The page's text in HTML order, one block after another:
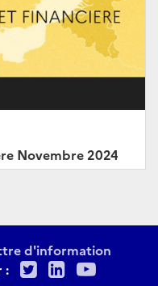
Novembre 2024
d'information
:
TwitterLinkedIn